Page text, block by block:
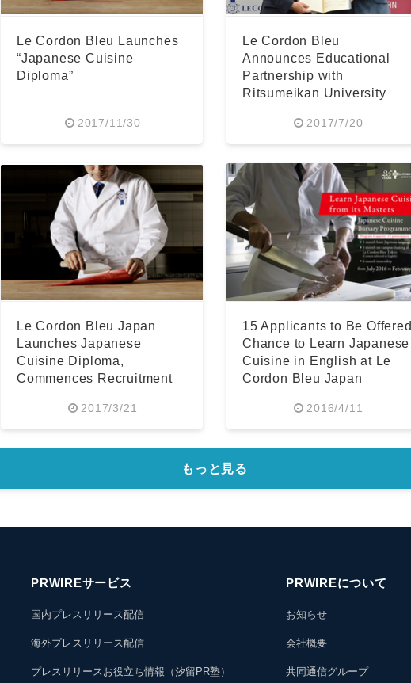
Le Cordon Bleu Launches
“Japanese Cuisine
Diploma”
2017/11/30
Le Cordon Bleu
Announces Educational
Partnership with
Ritsumeikan University
2017/7/20
Le Cordon Bleu Japan
Launches Japanese
Cuisine Diploma,
Commences Recruitment
2017/3/21
15 Applicants to Be Offered
Chance to Learn Japanese
Cuisine in English at Le
Cordon Bleu Japan
2016/4/11
もっと見る
PRWIREサービス
国内プレスリリース配信
海外プレスリリース配信
プレスリリースお役立ち情報（汐留PR塾）
PRWIREについて
お知らせ
会社概要
共同通信グループ